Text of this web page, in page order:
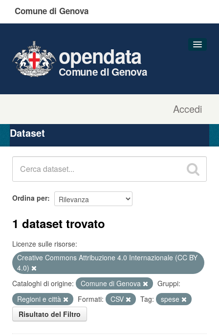
Comune di Genova
Accedi
opendata
Comune di Genova
Organizzazioni
Gruppi
Dataset
Ordina per
1 dataset trovato
Licenze sulle risorse:
Creative Commons Attribuzione 4.0 Internazionale (CC BY
4.0)
Cataloghi di origine:
Comune di Genova
Gruppi:
Regioni e città
Formati: CSV Tag:
spese
Risultato del Filtro